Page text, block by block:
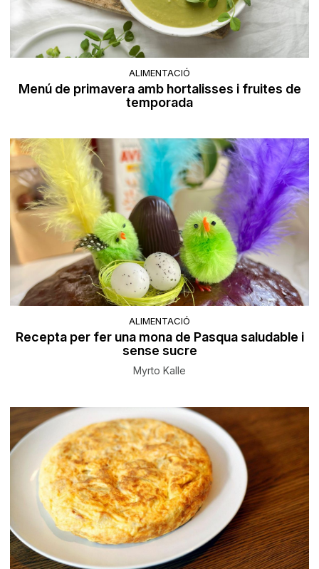
ALIMENTACIÓ
Menú de primavera amb hortalisses i fruites de
temporada
ALIMENTACIÓ
Recepta per fer una mona de Pasqua saludable i
sense sucre
Myrto Kalle